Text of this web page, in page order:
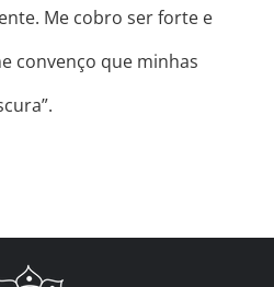
Me cobro ser forte e
convenço que minhas